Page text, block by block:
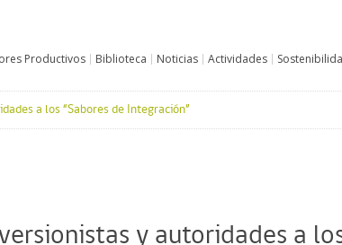
Productivos Biblioteca Noticias Actividades
a los “Sabores de Integración”
y autoridades a